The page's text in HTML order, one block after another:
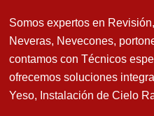
Somos expertos en
Neveras, Nevecones,
contamos con Técnicos
ofrecemos soluciones
Yeso, Instalación de Cielo